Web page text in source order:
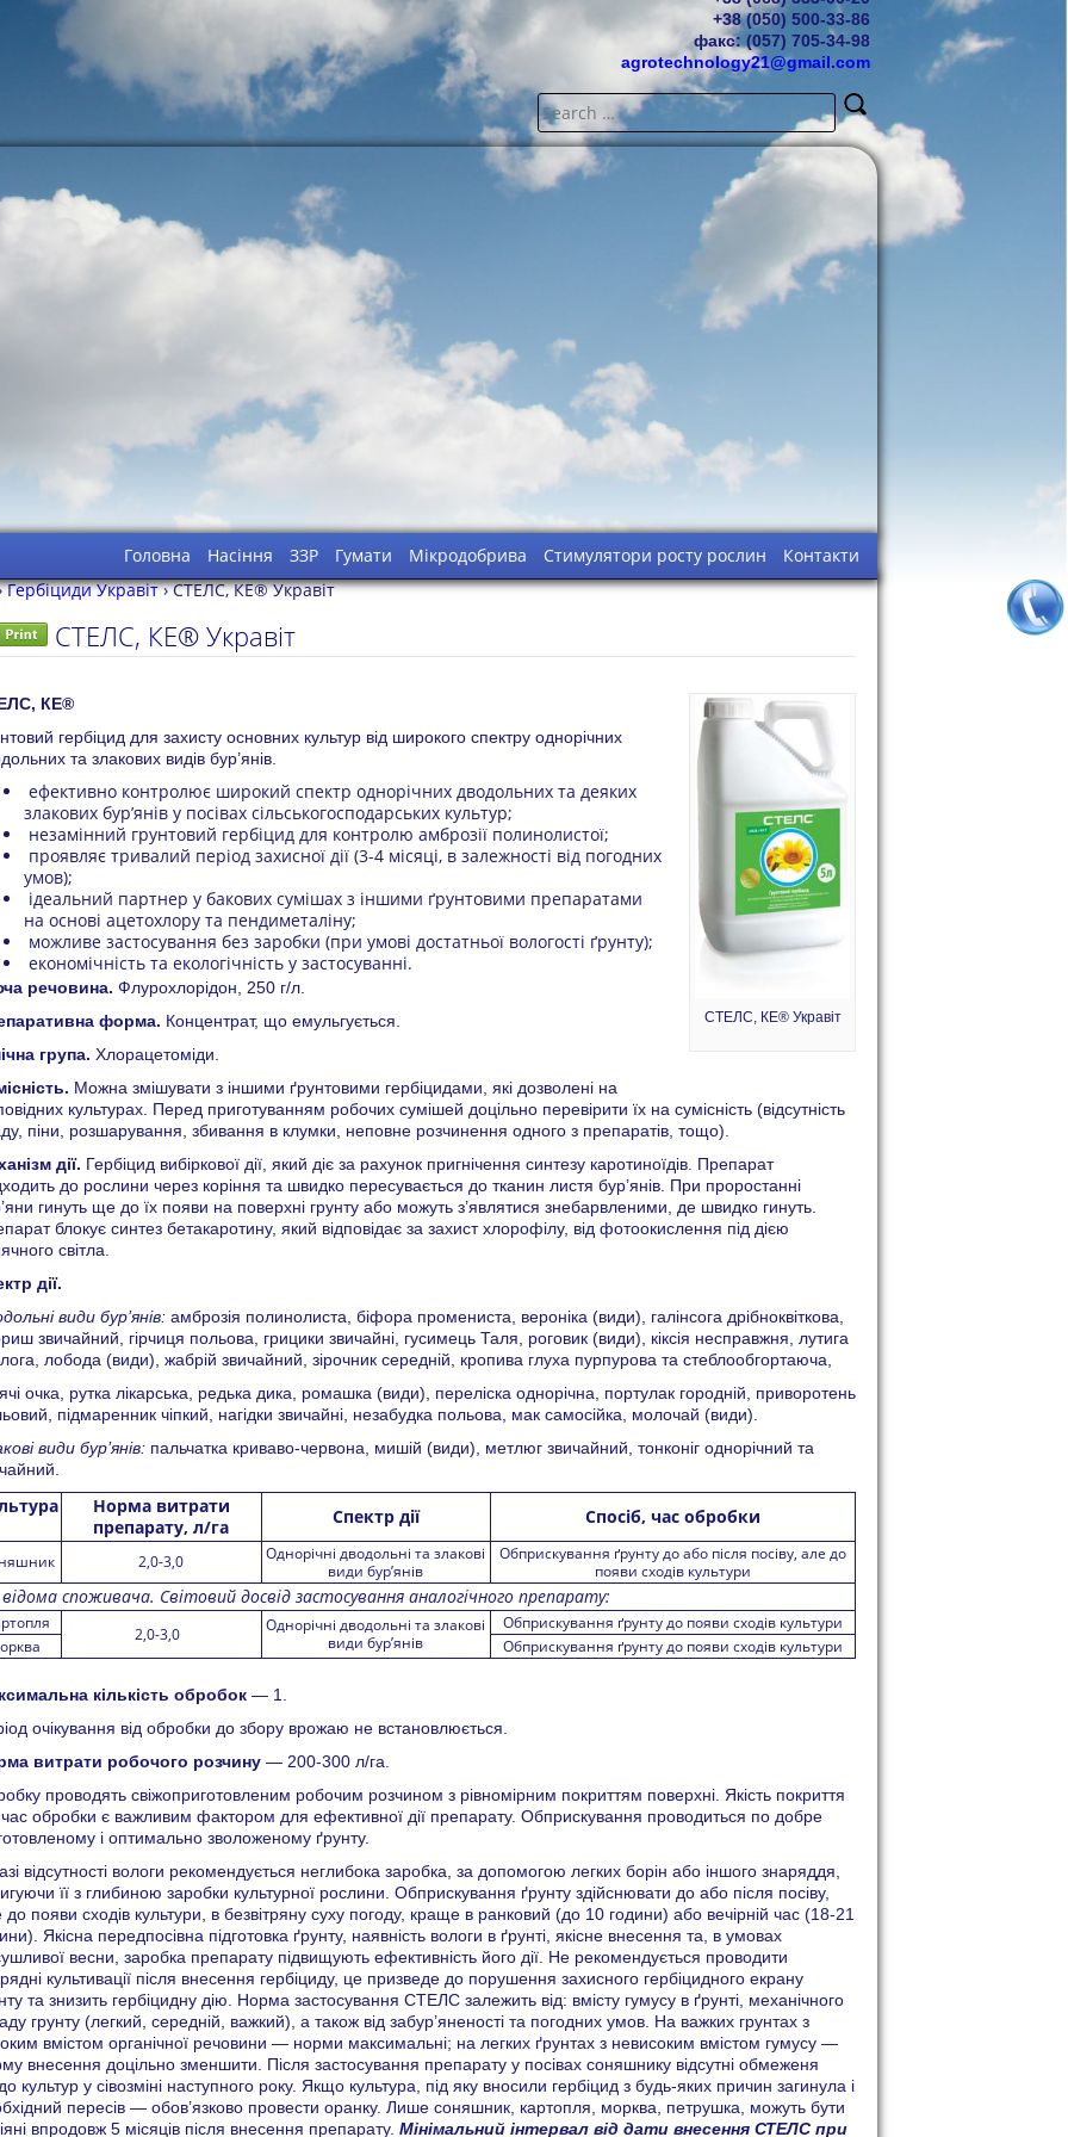
+38 (050) 500-33-86
факс: (057) 705-34-98
agrotechnology21@gmail.com
Головна Насіння ЗЗР Гумати Мікродобрива Стимулятори росту рослин
Контакти
Гербіциди Укравіт › СТЕЛС, КЕ® Укравіт
СТЕЛС, КЕ® Укравіт
СТЕЛС, КЕ® Укравіт
КЕ®
гербіцид для захисту основних культур від широкого спектру однорічних
та злакових видів бур’янів.
ефективно контролює широкий спектр однорічних дводольних та деяких
злакових бур’янів у посівах сільськогосподарських культур;
незамінний грунтовий гербіцид для контролю амброзії полинолистої;
проявляє тривалий період захисної дії (3-4 місяці, в залежності від погодних
умов);
ідеальний партнер у бакових сумішах з іншими ґрунтовими препаратами
на основі ацетохлору та пендиметаліну;
можливе застосування без заробки (при умові достатньої вологості ґрунту);
економічність та екологічність у застосуванні.
речовина. Флурохлорідон, 250 г/л.
форма. Концентрат, що емульгується.
група. Хлорацетоміди.
Можна змішувати з іншими ґрунтовими гербіцидами, які дозволені на
культурах. Перед приготуванням робочих сумішей доцільно перевірити їх на сумісність (відсутність
піни, розшарування, збивання в клумки, неповне розчинення одного з препаратів, тощо).
дії. Гербіцид вибіркової дії, який діє за рахунок пригнічення синтезу каротиноїдів. Препарат
до рослини через коріння та швидко пересувається до тканин листя бур’янів. При проростанні
гинуть ще до їх появи на поверхні грунту або можуть з’являтися знебарвленими, де швидко гинуть.
блокує синтез бетакаротину, який відповідає за захист хлорофілу, від фотоокислення під дією
світла.
дії.
види бур’янів: амброзія полинолиста, біфора промениста, вероніка (види), галінсога дрібноквіткова,
звичайний, гірчиця польова, грицики звичайні, гусимець Таля, роговик (види), кіксія несправжня, лутига
лобода (види), жабрій звичайний, зірочник середній, кропива глуха пурпурова та стеблообгортаюча,
очка, рутка лікарська, редька дика, ромашка (види), переліска однорічна, портулак городній, приворотень
підмаренник чіпкий, нагідки звичайні, незабудка польова, мак самосійка, молочай (види).
види бур’янів: пальчатка криваво-червона, мишій (види), метлюг звичайний, тонконіг однорічний та
Норма витрати
препарату, л/га
Спектр дії Спосіб, час обробки
2,0-3,0
Однорічні дводольні та злакові
види бур’янів
Обприскування ґрунту до або після посіву, але до
появи сходів культури
споживача. Світовий досвід застосування аналогічного препарату:
2,0-3,0
Однорічні дводольні та злакові
види бур’янів
Обприскування ґрунту до появи сходів культури
Обприскування ґрунту до появи сходів культури
кількість обробок — 1.
очікування від обробки до збору врожаю не встановлюється.
витрати робочого розчину — 200-300 л/га.
проводять свіжоприготовленим робочим розчином з рівномірним покриттям поверхні. Якість покриття
час обробки є важливим фактором для ефективної дії препарату. Обприскування проводиться по добре
і оптимально зволоженому ґрунту.
відсутності вологи рекомендується неглибока заробка, за допомогою легких борін або іншого знаряддя,
її з глибиною заробки культурної рослини. Обприскування ґрунту здійснювати до або після посіву,
до появи сходів культури, в безвітряну суху погоду, краще в ранковий (до 10 години) або вечірній час (18-21
Якісна передпосівна підготовка ґрунту, наявність вологи в ґрунті, якісне внесення та, в умовах
весни, заробка препарату підвищують ефективність його дії. Не рекомендується проводити
культивації після внесення гербіциду, це призведе до порушення захисного гербіцидного екрану
та знизить гербіцидну дію. Норма застосування СТЕЛС залежить від: вмісту гумусу в ґрунті, механічного
грунту (легкий, середній, важкий), а також від забур’яненості та погодних умов. На важких грунтах з
вмістом органічної речовини — норми максимальні; на легких ґрунтах з невисоким вмістом гумусу —
внесення доцільно зменшити. Після застосування препарату у посівах соняшнику відсутні обмеженя
культур у сівозміні наступного року. Якщо культура, під яку вносили гербіцид з будь-яких причин загинула і
пересів — обов’язково провести оранку. Лише соняшник, картопля, морква, петрушка, можуть бути
впродовж 5 місяців після внесення препарату. Мінімальний інтервал від дати внесення СТЕЛС при